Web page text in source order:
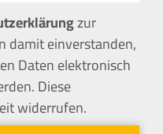
zur
damit einverstanden,
Daten elektronisch
Diese
widerrufen.